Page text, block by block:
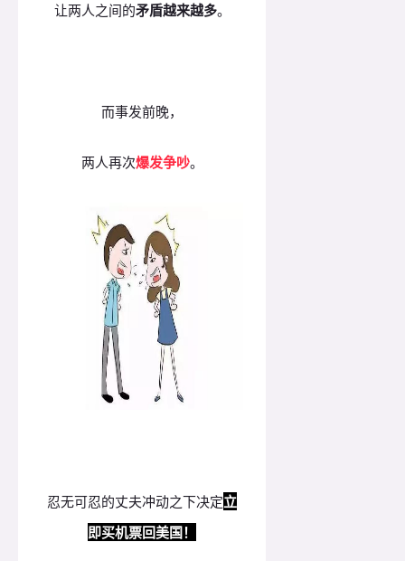
让两人之间的矛盾越来越多。
而事发前晚，
两人再次爆发争吵。
忍无可忍的丈夫冲动之下决定立
即买机票回美国！